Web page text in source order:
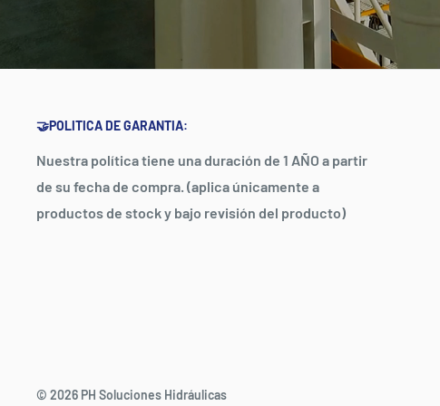
🤝POLITICA DE GARANTIA:
Nuestra política tiene una duración de 1 AÑO a partir
de su fecha de compra. (aplica únicamente a
productos de stock y bajo revisión del producto)
© 2026 PH Soluciones Hidráulicas